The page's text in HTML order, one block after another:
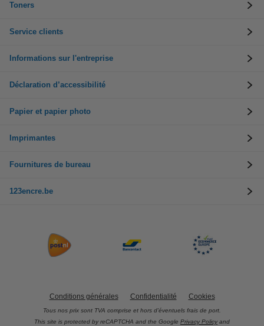
Toners
Service clients
Informations sur l'entreprise
Déclaration d’accessibilité
Papier et papier photo
Imprimantes
Fournitures de bureau
123encre.be
Conditions générales Confidentialité Cookies
Tous nos prix sont TVA comprise et hors d’éventuels frais de port.
This site is protected by reCAPTCHA and the Google Privacy Policy and